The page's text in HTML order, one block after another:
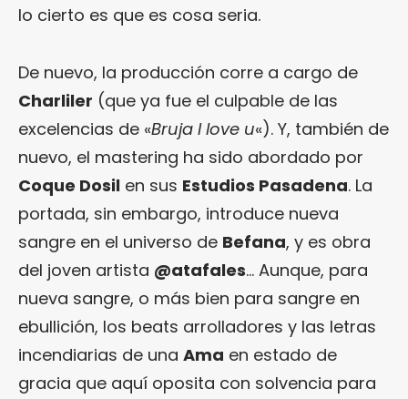
lo cierto es que es cosa seria.
De nuevo, la producción corre a cargo de
Charliler (que ya fue el culpable de las
excelencias de «Bruja I love u«). Y, también de
nuevo, el mastering ha sido abordado por
Coque Dosil en sus Estudios Pasadena. La
portada, sin embargo, introduce nueva
sangre en el universo de Befana, y es obra
del joven artista @atafales… Aunque, para
nueva sangre, o más bien para sangre en
ebullición, los beats arrolladores y las letras
incendiarias de una Ama en estado de
gracia que aquí oposita con solvencia para